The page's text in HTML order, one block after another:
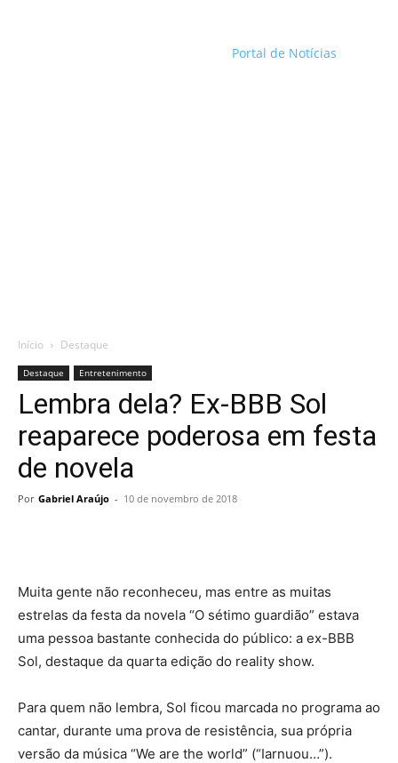
Portal de Notícias
Início Destaque
Destaque Entretenimento
Lembra dela? Ex-BBB Sol
reaparece poderosa em festa
de novela
Por Gabriel Araújo - 10 de novembro de 2018
Muita gente não reconheceu, mas entre as muitas
estrelas da festa da novela “O sétimo guardião” estava
uma pessoa bastante conhecida do público: a ex-BBB
Sol, destaque da quarta edição do reality show.
Para quem não lembra, Sol ficou marcada no programa ao
cantar, durante uma prova de resistência, sua própria
versão da música “We are the world” (“Iarnuou…”).